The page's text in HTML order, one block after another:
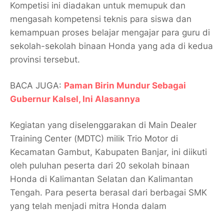
Kompetisi ini diadakan untuk memupuk dan
mengasah kompetensi teknis para siswa dan
kemampuan proses belajar mengajar para guru di
sekolah-sekolah binaan Honda yang ada di kedua
provinsi tersebut.
BACA JUGA: Paman Birin Mundur Sebagai
Gubernur Kalsel, Ini Alasannya
Kegiatan yang diselenggarakan di Main Dealer
Training Center (MDTC) milik Trio Motor di
Kecamatan Gambut, Kabupaten Banjar, ini diikuti
oleh puluhan peserta dari 20 sekolah binaan
Honda di Kalimantan Selatan dan Kalimantan
Tengah. Para peserta berasal dari berbagai SMK
yang telah menjadi mitra Honda dalam